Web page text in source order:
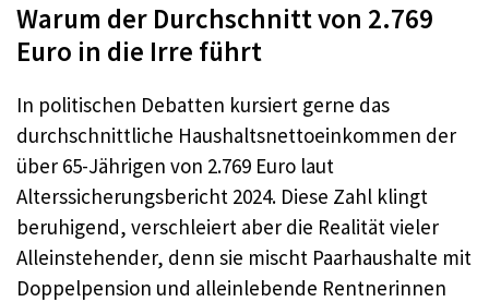
Warum der Durchschnitt von 2.769
Euro in die Irre führt
In politischen Debatten kursiert gerne das
durchschnittliche Haushaltsnettoeinkommen der
über 65-Jährigen von 2.769 Euro laut
Alterssicherungsbericht 2024. Diese Zahl klingt
beruhigend, verschleiert aber die Realität vieler
Alleinstehender, denn sie mischt Paarhaushalte mit
Doppelpension und alleinlebende Rentnerinnen